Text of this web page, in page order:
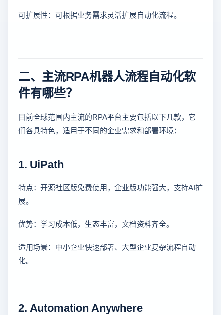
可扩展性：可根据业务需求灵活扩展自动化流程。
二、主流RPA机器人流程自动化软
件有哪些？
目前全球范围内主流的RPA平台主要包括以下几款，它
们各具特色，适用于不同的企业需求和部署环境：
1. UiPath
特点：开源社区版免费使用，企业版功能强大，支持AI扩
展。
优势：学习成本低，生态丰富，文档资料齐全。
适用场景：中小企业快速部署、大型企业复杂流程自动
化。
2. Automation Anywhere